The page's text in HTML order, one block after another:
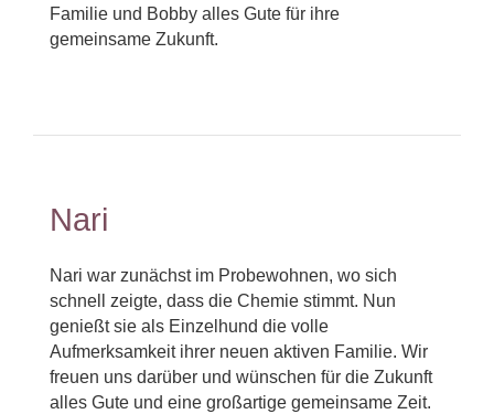
Familie und Bobby alles Gute für ihre
gemeinsame Zukunft.
Nari
Nari war zunächst im Probewohnen, wo sich
schnell zeigte, dass die Chemie stimmt. Nun
genießt sie als Einzelhund die volle
Aufmerksamkeit ihrer neuen aktiven Familie. Wir
freuen uns darüber und wünschen für die Zukunft
alles Gute und eine großartige gemeinsame Zeit.